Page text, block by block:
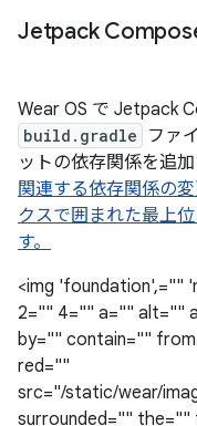
Jetpack
Wear OS で Jetpack
build.gradle
ファ
ットの依存関係を追
関連する依存関係の
クスで囲まれた最上
す。
<img 'foundation',=""
2="" 4="" a="" alt=""
by="" contain=""
red=""
src="/static/wear/
surrounded=""